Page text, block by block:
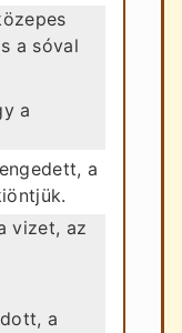
a sóval
a
a
vizet, az
a